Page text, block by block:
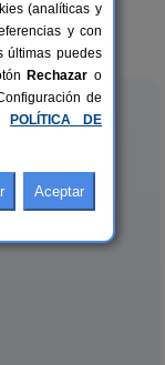
6+4 pers.
desde35 €
(analíticas y
y con
últimas puedes
Rechazar o
de
POLÍTICA DE